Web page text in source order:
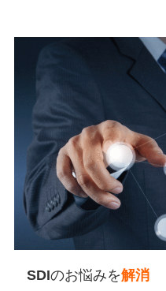
SDIのお悩みを解消